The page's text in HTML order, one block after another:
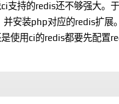
支持的redis还不够强大。
安装php对应的redis扩展。
使用ci的redis都要先配